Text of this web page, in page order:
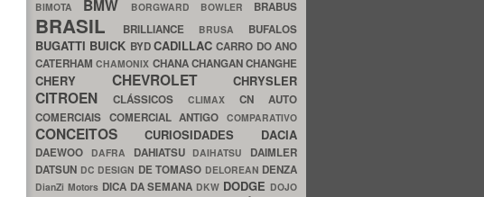
BIMOTA BMW BORGWARD BOWLER BRABUS
BRASIL BRILLIANCE BRUSA BUFALOS
BUGATTI BUICK BYDCADILLACCARRO DO ANO
CATERHAMCHAMONIX CHANACHANGANCHANGHE
CHERY CHEVROLET CHRYSLER
CITROEN CLÁSSICOS CLIMAX CN AUTO
COMERCIAIS COMERCIAL ANTIGOCOMPARATIVO
CONCEITOS CURIOSIDADES DACIA
DAEWOO DAFRA DAHIATSU DAIHATSU DAIMLER
DATSUN DC DESIGN DE TOMASO DELOREAN DENZA
DianZi Motors DICA DA SEMANA DKW DODGE DOJO